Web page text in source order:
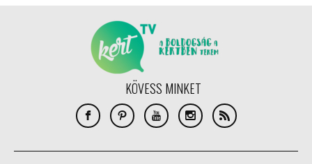
KÖVESS MINKET